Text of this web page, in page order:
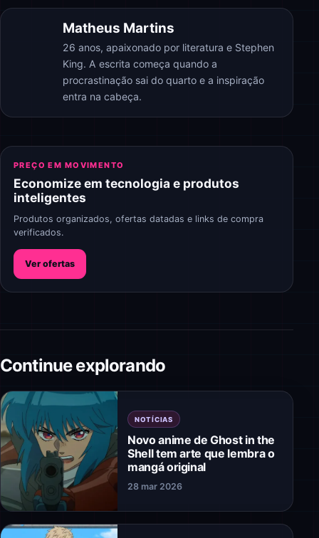
Matheus Martins
26 anos, apaixonado por literatura e Stephen
King. A escrita começa quando a
procrastinação sai do quarto e a inspiração
entra na cabeça.
PREÇO EM MOVIMENTO
Economize em tecnologia e produtos
inteligentes
Produtos organizados, ofertas datadas e links de compra
verificados.
Ver ofertas
Continue explorando
NOTÍCIAS
Novo anime de Ghost in the
Shell tem arte que lembra o
mangá original
28 mar 2026